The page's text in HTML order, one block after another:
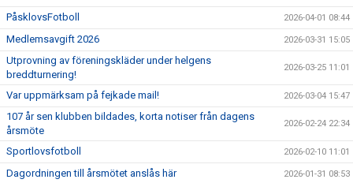
PåsklovsFotboll 2026-04-01 08:44
Medlemsavgift 2026 2026-03-31 15:05
Utprovning av föreningskläder under helgens
breddturnering!
2026-03-25 11:01
Var uppmärksam på fejkade mail! 2026-03-04 15:47
107 år sen klubben bildades, korta notiser från dagens
årsmöte
2026-02-24 22:34
Sportlovsfotboll 2026-02-10 11:01
Dagordningen till årsmötet anslås här 2026-01-31 08:53